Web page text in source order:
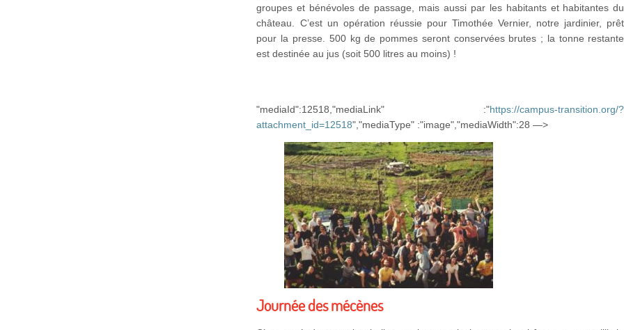
groupes et bénévoles de passage, mais aussi par les habitants et habitantes du
château. C’est un opération réussie pour Timothée Vernier, notre jardinier, prêt
pour la presse. 500 kg de pommes seront conservées brutes ; la tonne restante
est destinée au jus (soit 500 litres au moins) !
"mediaId":12518,"mediaLink" :"https://campus-transition.org/?
attachment_id=12518","mediaType" :"image","mediaWidth":28 —>
Journée des mécènes